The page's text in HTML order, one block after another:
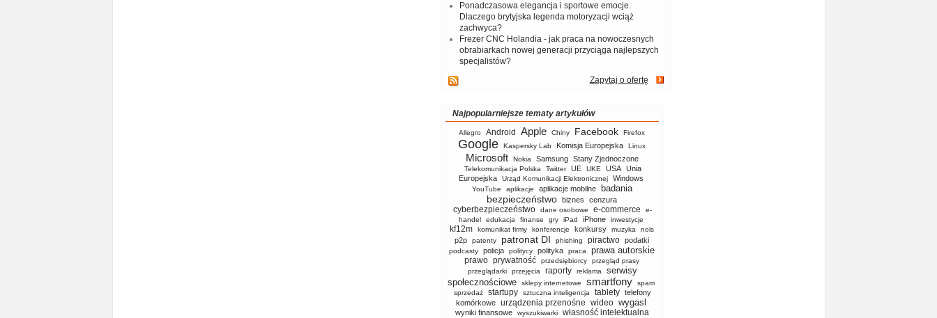
Ponadczasowa elegancja i sportowe emocje.
Dlaczego brytyjska legenda motoryzacji wciąż
zachwyca?
Frezer CNC Holandia - jak praca na nowoczesnych
obrabiarkach nowej generacji przyciąga najlepszych
specjalistów?
Zapytaj o ofertę
Najpopularniejsze tematy artykułów
Allegro Android Apple Chiny Facebook Firefox
Google Kaspersky Lab Komisja Europejska Linux
Microsoft Nokia Samsung Stany Zjednoczone
Telekomunikacja Polska Twitter UE UKE USA
Unia
Europejska
Urząd Komunikacji Elektronicznej Windows
YouTube aplikacje aplikacje mobilne badania
bezpieczeństwo biznes cenzura
cyberbezpieczeństwo dane osobowe e-commerce
e-
handel
edukacja finanse gry iPad iPhone inwestycje
kf12m komunikat firmy konferencje konkursy muzyka nols
p2p patenty patronat DI phishing piractwo podatki
podcasty policja politycy polityka praca prawa autorskie
prawo prywatność przedsiębiorcy
przegląd prasy
przeglądarki
przejęcia raporty reklama
serwisy
społecznościowe
sklepy internetowe smartfony
spam
sprzedaż
startupy sztuczna inteligencja tablety telefony
komórkowe urządzenia przenośne wideo wygasl
wyniki finansowe wyszukiwarki własność intelektualna